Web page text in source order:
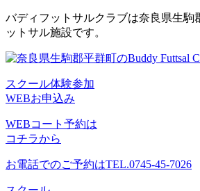
コ
ン
ン
へ
ス
キ
ッ
バディフットサルクラブは奈良県生駒
ットサル施設です。
スクール体験参加
WEBお申込み
WEBコート予約は
コチラから
お電話でのご予約はTEL.0745-45-7026